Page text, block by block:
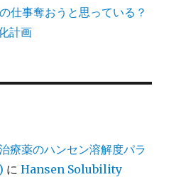
仕事奪おうと思っている？
計画
療薬のハンセン溶解度パラ
にHansen Solubility